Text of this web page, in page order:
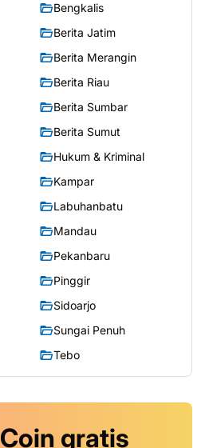
Bengkalis
Berita Jatim
Berita Merangin
Berita Riau
Berita Sumbar
Berita Sumut
Hukum & Kriminal
Kampar
Labuhanbatu
Mandau
Pekanbaru
Pinggir
Sidoarjo
Sungai Penuh
Tebo
Coin gratis